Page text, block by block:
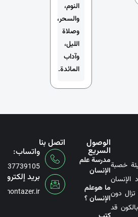
النوم،
والسحر،
وصلاة
الليل،
وآداب
المائدة.
خصبة
تزال دون
قد
الوصول
السريع
مدرسة علم
الإنسان
ما هوعلم
الإنسان ؟
اتصل بنا
واتساب:
بريد